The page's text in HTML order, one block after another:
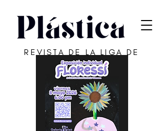
REVISTA DE LA LIGA DE
ARTE DE SAN JUAN